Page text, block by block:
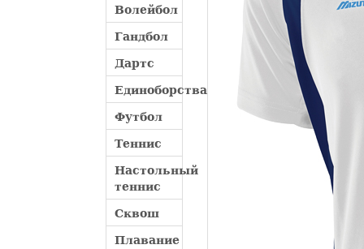
Волейбол
Гандбол
Дартс
Единоборства
Футбол
Теннис
Настольный
теннис
Сквош
Плавание